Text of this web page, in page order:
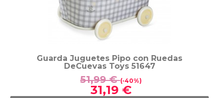
Guarda Juguetes Pipo con Ruedas
DeCuevas Toys 51647
51,99 €(-40%)
31,19 €